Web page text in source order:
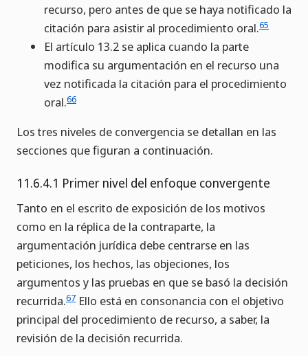
recurso, pero antes de que se haya notificado la
citación para asistir al procedimiento oral.65
El artículo 13.2 se aplica cuando la parte
modifica su argumentación en el recurso una
vez notificada la citación para el procedimiento
oral.66
Los tres niveles de convergencia se detallan en las
secciones que figuran a continuación.
11.6.4.1 Primer nivel del enfoque convergente
Tanto en el escrito de exposición de los motivos
como en la réplica de la contraparte, la
argumentación jurídica debe centrarse en las
peticiones, los hechos, las objeciones, los
argumentos y las pruebas en que se basó la decisión
recurrida.67 Ello está en consonancia con el objetivo
principal del procedimiento de recurso, a saber, la
revisión de la decisión recurrida.